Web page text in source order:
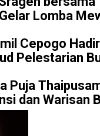
Lomba
Cepogo
Pelestarian
Puja
dan Warisan